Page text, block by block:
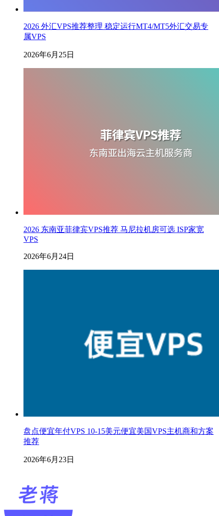
2026 外汇VPS推荐整理 稳定运行MT4/MT5外汇交易专
属VPS
2026年6月25日
2026 东南亚菲律宾VPS推荐 马尼拉机房可选 ISP家宽
VPS
2026年6月24日
盘点便宜年付VPS 10-15美元便宜美国VPS主机商和方案
推荐
2026年6月23日